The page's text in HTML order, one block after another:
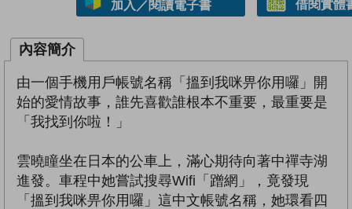
加入／閱讀電子書 借閱實體
內容簡介
由一個手機用戶帳號名稱「搵到我咪畀你用囉」開
始的愛情故事，誰先喜歡誰根本不重要，最重要是
「我找到你啦！」
雲曉瞳坐在日本的公車上，滿心期待向著中禪寺湖
進發。車程中她嘗試搜尋Wifi「蹭網」，竟發現
「搵到我咪畀你用囉」這中文帳號名稱，她環看四